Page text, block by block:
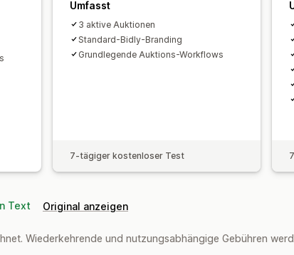
Umfasst
3 aktive Auktionen
Standard-Bidly-Branding
Grundlegende Auktions-Workflows
7-tägiger kostenloser Test
Text Original anzeigen
Wiederkehrende und nutzungsabhängige Gebühren